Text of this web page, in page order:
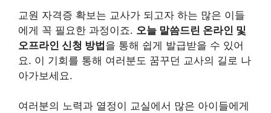
교원 자격증 확보는 교사가 되고자 하는 많은 이들
에게 꼭 필요한 과정이죠. 오늘 말씀드린 온라인 및
오프라인 신청 방법을 통해 쉽게 발급받을 수 있어
요. 이 기회를 통해 여러분도 꿈꾸던 교사의 길로 나
아가보세요.
여러분의 노력과 열정이 교실에서 많은 아이들에게